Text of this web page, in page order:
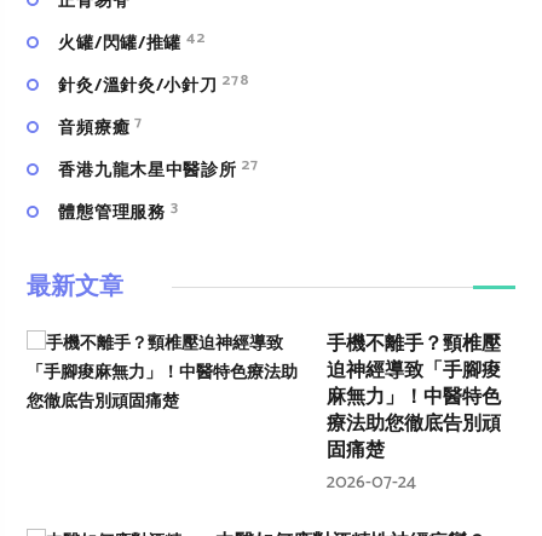
火罐/閃罐/推罐 42
針灸/溫針灸/小針刀 278
⾳頻療癒 7
香港九龍木星中醫診所 27
體態管理服務 3
最新文章
手機不離手？頸椎壓
迫神經導致「手腳痠
麻無力」！中醫特色
療法助您徹底告別頑
固痛楚
2026-07-24